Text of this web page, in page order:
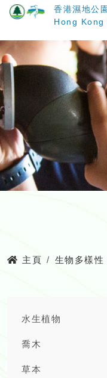
要
內
容
香港濕地公園
Hong
主頁 生物多樣性
水生植物
喬木
草本